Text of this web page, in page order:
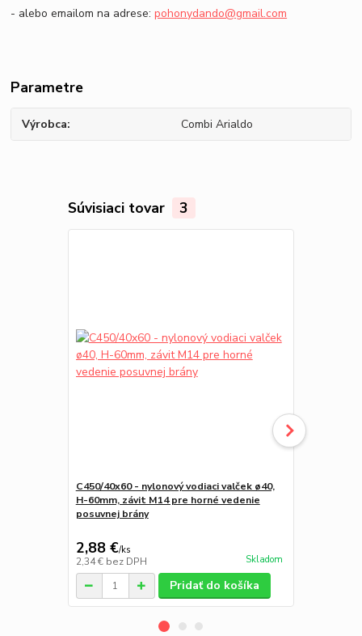
- alebo emailom na adrese:pohonydando@gmail.com
Parametre
Výrobca Combi Arialdo
Súvisiaci tovar 3
C450/40x60 - nylonový vodiaci valček ø40,
H-60mm, závit M14 pre horné vedenie
posuvnej brány
2,88 €/ks
2,34 € bez DPH Skladom
Pridať do košíka